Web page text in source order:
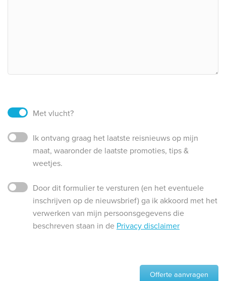
Met vlucht?
Ik ontvang graag het laatste reisnieuws op mijn
maat, waaronder de laatste promoties, tips &
weetjes.
Door dit formulier te versturen (en het eventuele
inschrijven op de nieuwsbrief) ga ik akkoord met het
verwerken van mijn persoonsgegevens die
beschreven staan in de Privacy disclaimer
Offerte aanvragen